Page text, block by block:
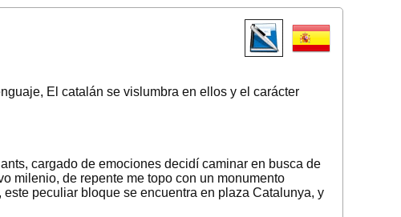
El catalán se vislumbra en ellos y el carácter
cargado de emociones decidí caminar en busca de
milenio, de repente me topo con un monumento
peculiar bloque se encuentra en plaza Catalunya, y